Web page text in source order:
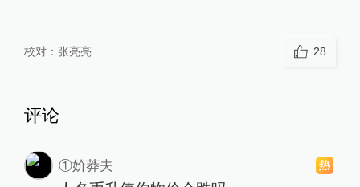
校对： 张亮亮 28
评论
①妎莽夫